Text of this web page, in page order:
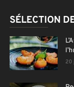
SÉLECTION
20